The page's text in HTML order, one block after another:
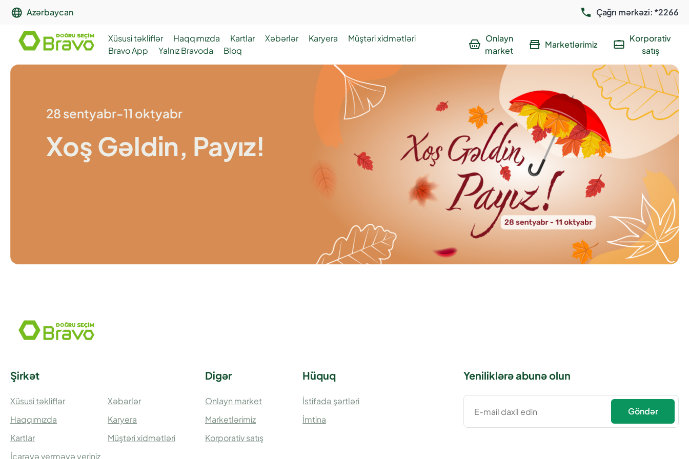
Azərbaycan Çağrı mərkəzi: *2266
Xüsusi təkliflər Haqqımızda Kartlar Xəbərlər Karyera
Müştəri xidmətləri
Bravo App
Yalnız Bravoda Bloq
Onlayn
market
Marketlərimiz
Korporativ
satış
28 sentyabr-11 oktyabr
Xoş Gəldin, Payız!
Şirkət
Xüsusi təkliflər
Haqqımızda
Kartlar
İcarəyə verməyə yeriniz
Xəbərlər
Karyera
Müştəri xidmətləri
Digər
Onlayn market
Marketlərimiz
Korporativ satış
Hüquq
İstifadə şərtləri
İmtina
Yeniliklərə abunə olun
Göndər